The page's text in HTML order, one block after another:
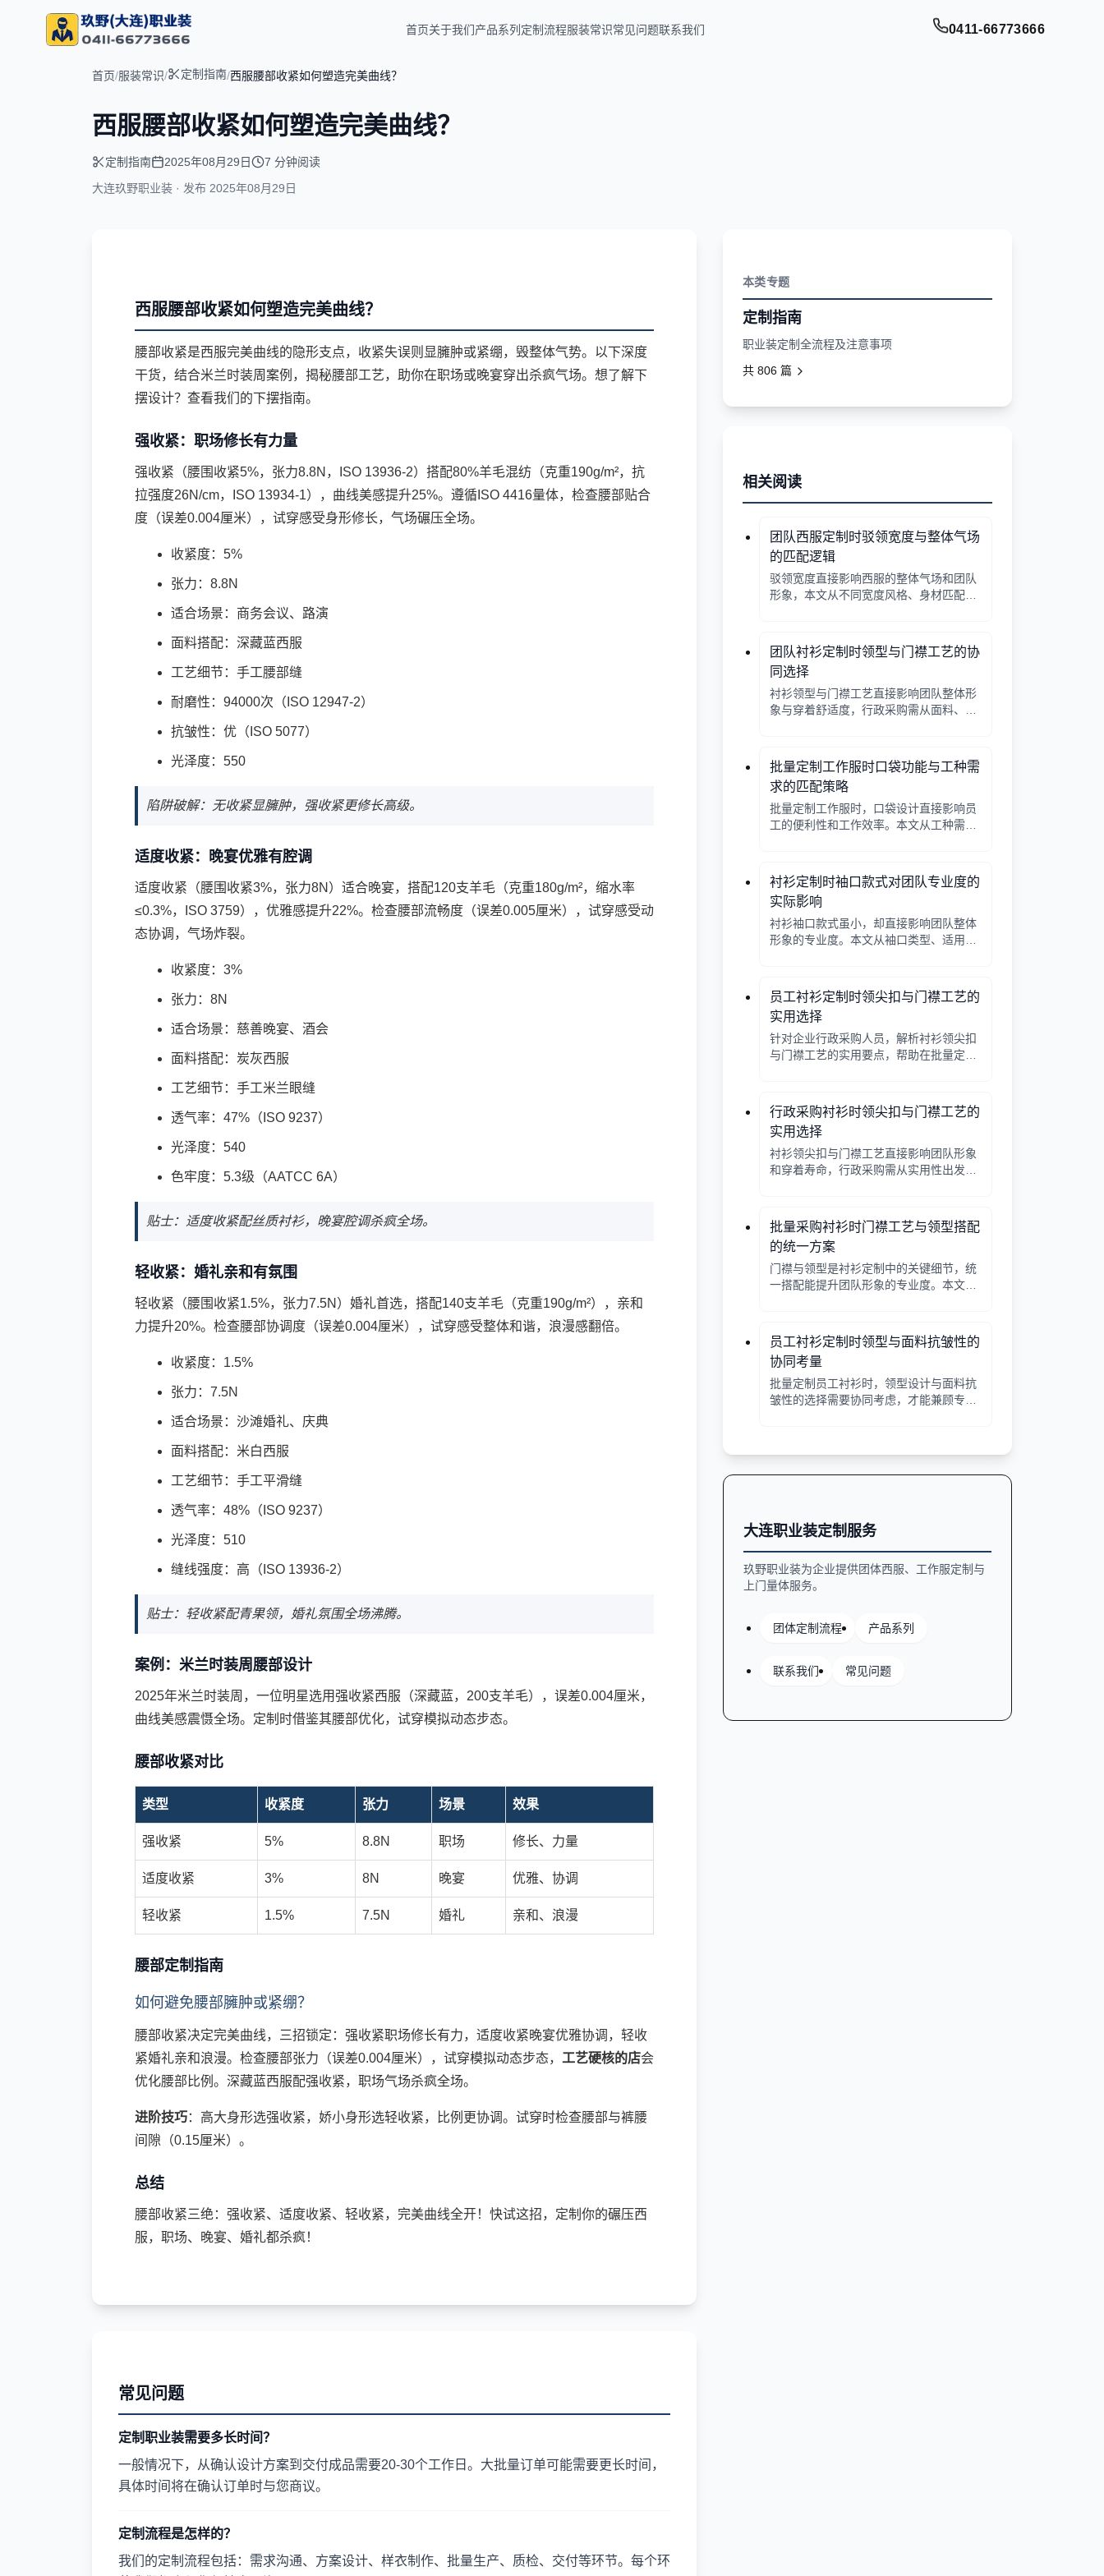
首页关于我们产品系列 定制流程服装常识常见问题联系我们 0411-66773666
首页/服装常识/ 定制指南/西服腰部收紧如何塑造完美曲线？
西服腰部收紧如何塑造完美曲线？
定制指南 2025年08月29日
7 分钟阅读
大连玖野职业装 · 发布 2025年08月29日
西服腰部收紧如何塑造完美曲线？
腰部收紧是西服完美曲线的隐形支点，收紧失误则显臃肿或紧绷，毁整体气势。以下深度
干货，结合米兰时装周案例，揭秘腰部工艺，助你在职场或晚宴穿出杀疯气场。想了解下
摆设计？查看我们的下摆指南。
强收紧：职场修长有力量
强收紧（腰围收紧5%，张力8.8N，ISO 13936-2）搭配80%羊毛混纺（克重190g/m²，抗
拉强度26N/cm，ISO 13934-1），曲线美感提升25%。遵循ISO 4416量体，检查腰部贴合
度（误差0.004厘米），试穿感受身形修长，气场碾压全场。
收紧度：5%
张力：8.8N
适合场景：商务会议、路演
面料搭配：深藏蓝西服
工艺细节：手工腰部缝
耐磨性：94000次（ISO 12947-2）
抗皱性：优（ISO 5077）
光泽度：550
陷阱破解：无收紧显臃肿，强收紧更修长高级。
适度收紧：晚宴优雅有腔调
适度收紧（腰围收紧3%，张力8N）适合晚宴，搭配120支羊毛（克重180g/m²，缩水率
≤0.3%，ISO 3759），优雅感提升22%。检查腰部流畅度（误差0.005厘米），试穿感受动
态协调，气场炸裂。
收紧度：3%
张力：8N
适合场景：慈善晚宴、酒会
面料搭配：炭灰西服
工艺细节：手工米兰眼缝
透气率：47%（ISO 9237）
光泽度：540
色牢度：5.3级（AATCC 6A）
贴士：适度收紧配丝质衬衫，晚宴腔调杀疯全场。
轻收紧：婚礼亲和有氛围
轻收紧（腰围收紧1.5%，张力7.5N）婚礼首选，搭配140支羊毛（克重190g/m²），亲和
力提升20%。检查腰部协调度（误差0.004厘米），试穿感受整体和谐，浪漫感翻倍。
收紧度：1.5%
张力：7.5N
适合场景：沙滩婚礼、庆典
面料搭配：米白西服
工艺细节：手工平滑缝
透气率：48%（ISO 9237）
光泽度：510
缝线强度：高（ISO 13936-2）
贴士：轻收紧配青果领，婚礼氛围全场沸腾。
案例：米兰时装周腰部设计
2025年米兰时装周，一位明星选用强收紧西服（深藏蓝，200支羊毛），误差0.004厘米，
曲线美感震慑全场。定制时借鉴其腰部优化，试穿模拟动态步态。
腰部收紧对比
类型 收紧度 张力 场景 效果
强收紧 5% 8.8N 职场 修长、力量
适度收紧 3% 8N 晚宴 优雅、协调
轻收紧 1.5% 7.5N 婚礼 亲和、浪漫
腰部定制指南
如何避免腰部臃肿或紧绷？
腰部收紧决定完美曲线，三招锁定：强收紧职场修长有力，适度收紧晚宴优雅协调，轻收
紧婚礼亲和浪漫。检查腰部张力（误差0.004厘米），试穿模拟动态步态， 工艺硬核的店会
优化腰部比例。深藏蓝西服配强收紧，职场气场杀疯全场。
进阶技巧：高大身形选强收紧，娇小身形选轻收紧，比例更协调。试穿时检查腰部与裤腰
间隙（0.15厘米）。
总结
腰部收紧三绝：强收紧、适度收紧、轻收紧，完美曲线全开！快试这招，定制你的碾压西
服，职场、晚宴、婚礼都杀疯！
常见问题
定制职业装需要多长时间？
一般情况下，从确认设计方案到交付成品需要20-30个工作日。大批量订单可能需要更长时间，
具体时间将在确认订单时与您商议。
定制流程是怎样的？
我们的定制流程包括：需求沟通、方案设计、样衣制作、批量生产、质检、交付等环节。每个环
本类专题
定制指南
职业装定制全流程及注意事项
共 806 篇
相关阅读
团队西服定制时驳领宽度与整体气场
的匹配逻辑
驳领宽度直接影响西服的整体气场和团队
形象，本文从不同宽度风格、身材匹配、
团队衬衫定制时领型与门襟工艺的协
同选择
衬衫领型与门襟工艺直接影响团队整体形
象与穿着舒适度，行政采购需从面料、工
批量定制工作服时口袋功能与工种需
求的匹配策略
批量定制工作服时，口袋设计直接影响员
工的便利性和工作效率。本文从工种需求
衬衫定制时袖口款式对团队专业度的
实际影响
衬衫袖口款式虽小，却直接影响团队整体
形象的专业度。本文从袖口类型、适用场
员工衬衫定制时领尖扣与门襟工艺的
实用选择
针对企业行政采购人员，解析衬衫领尖扣
与门襟工艺的实用要点，帮助在批量定制
行政采购衬衫时领尖扣与门襟工艺的
实用选择
衬衫领尖扣与门襟工艺直接影响团队形象
和穿着寿命，行政采购需从实用性出发，
批量采购衬衫时门襟工艺与领型搭配
的统一方案
门襟与领型是衬衫定制中的关键细节，统
一搭配能提升团队形象的专业度。本文从
采购高效决策。
员工衬衫定制时领型与面料抗皱性的
协同考量
批量定制员工衬衫时，领型设计与面料抗
皱性的选择需要协同考虑，才能兼顾专业
大连职业装定制服务
玖野职业装为企业提供团体西服、工作服定制与
上门量体服务。
团体定制流程 产品系列
联系我们 常见问题